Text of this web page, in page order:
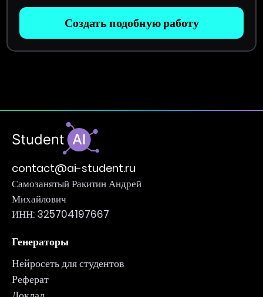
Создать подобную работу
contact@ai-student.ru
Самозанятый Ракитин Андрей
Михайлович
ИНН: 325704197667
Генераторы
Нейросеть для студентов
Реферат